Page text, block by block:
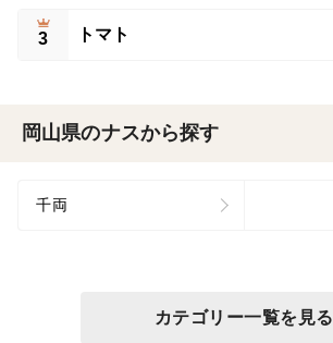
3 トマト
岡山県のナスから探す
千両
カテゴリー一覧を見る